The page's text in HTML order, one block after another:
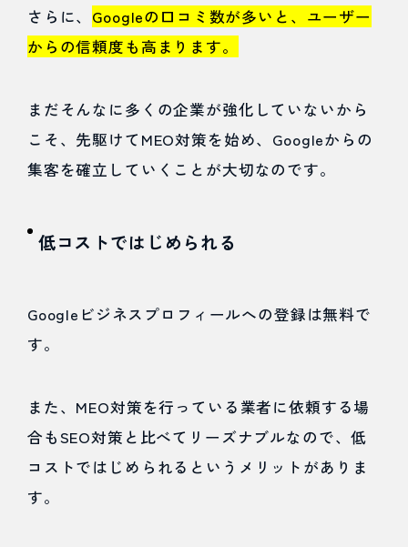
の仕
組み
MEO
対策で
示させ
4.1
①：キ
ーワー
ドを決
める
さらに、 Googleの口コミ数が多いと、ユーザー
からの信頼度も高まります。
まだそんなに多くの企業が強化していないから
こそ、先駆けてMEO対策を始め、Googleからの
集客を確立していくことが大切なのです。
低コストではじめられる
Googleビジネスプロフィールへの登録は無料で
す。
また、MEO対策を行っている業者に依頼する場
合もSEO対策と比べてリーズナブルなので、低
コストではじめられるというメリットがありま
す。